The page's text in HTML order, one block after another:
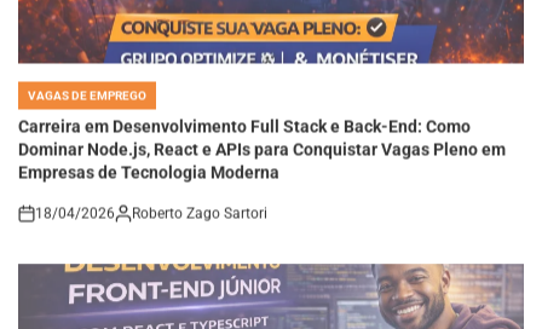
INCarreira em Desenvolvimento Full Stack e Back-End: Como
Dominar Node.js, React e APIs para Conquistar Vagas Pleno em
Empresas de Tecnologia Moderna
18/04/2026 Roberto Zago Sartori